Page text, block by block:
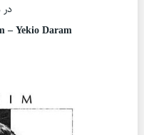
– Yekio Daram